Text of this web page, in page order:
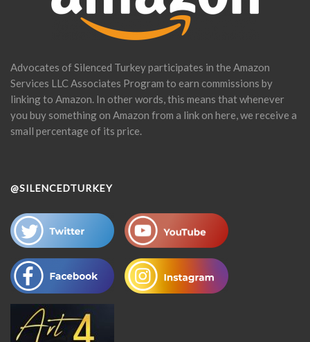
Advocates of Silenced Turkey participates in the Amazon
Services LLC Associates Program to earn commissions by
linking to Amazon. In other words, this means that whenever
you buy something on Amazon from a link on here, we receive a
small percentage of its price.
@SILENCEDTURKEY